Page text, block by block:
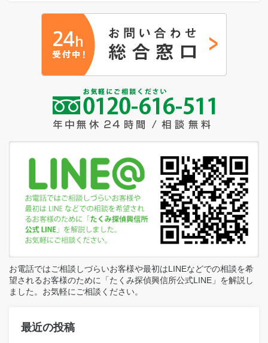
お電話ではご相談しづらいお客様や最初はLINEなどでの相談を希
望されるお客様のために「たくみ探偵興信所公式LINE」を解説し
ました。お気軽にご相談ください。
最近の投稿